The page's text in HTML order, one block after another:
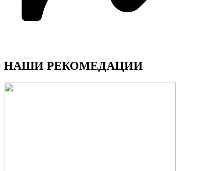
НАШИ РЕКОМЕДАЦИИ